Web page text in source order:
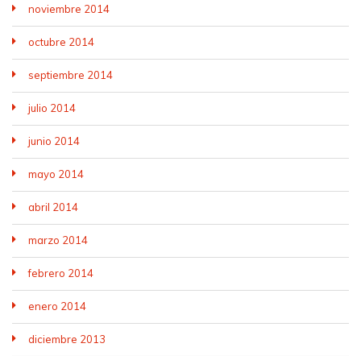
noviembre 2014
octubre 2014
septiembre 2014
julio 2014
junio 2014
mayo 2014
abril 2014
marzo 2014
febrero 2014
enero 2014
diciembre 2013